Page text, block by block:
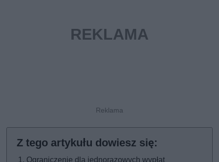
Ograniczenie dla jednorazowych wypłat